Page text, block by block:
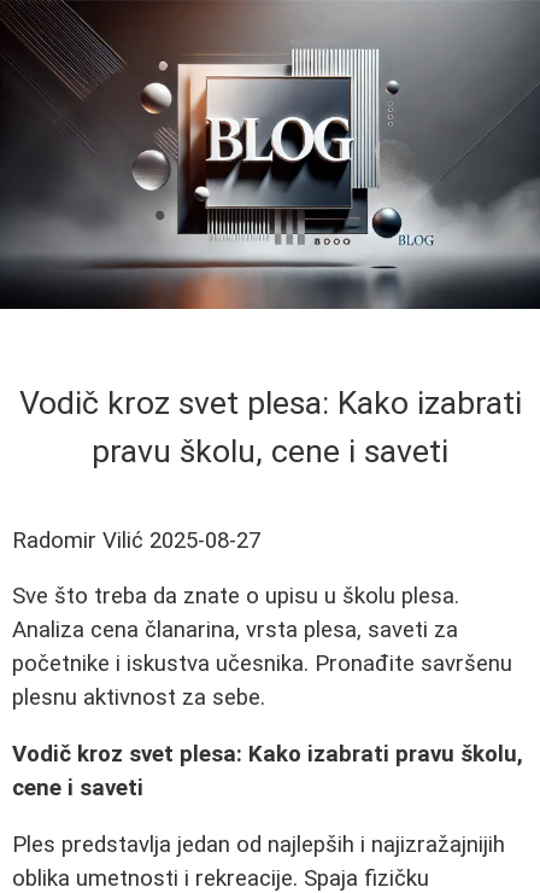
Vodič kroz svet plesa: Kako izabrati
pravu školu, cene i saveti
Radomir Vilić 2025-08-27
Sve što treba da znate o upisu u školu plesa.
Analiza cena članarina, vrsta plesa, saveti za
početnike i iskustva učesnika. Pronađite savršenu
plesnu aktivnost za sebe.
Vodič kroz svet plesa: Kako izabrati pravu školu,
cene i saveti
Ples predstavlja jedan od najlepših i najizražajnijih
oblika umetnosti i rekreacije. Spaja fizičku